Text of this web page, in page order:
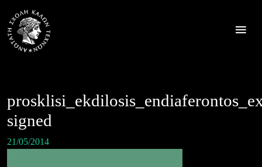
content
signed
21/05/2014